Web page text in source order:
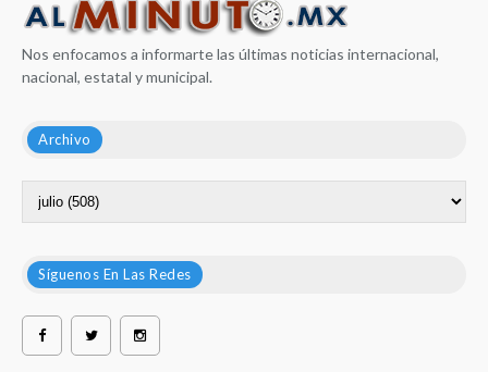
Nos enfocamos a informarte las últimas noticias internacional,
nacional, estatal y municipal.
Archivo
Síguenos En Las Redes